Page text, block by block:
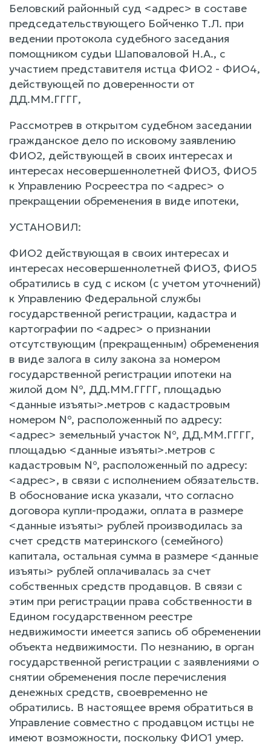
Беловский районный суд <адрес> в составе
председательствующего Бойченко Т.Л. при
ведении протокола судебного заседания
помощником судьи Шаповаловой Н.А., с
участием представителя истца ФИО2 - ФИО4,
действующей по доверенности от
ДД.ММ.ГГГГ,
Рассмотрев в открытом судебном заседании
гражданское дело по исковому заявлению
ФИО2, действующей в своих интересах и
интересах несовершеннолетней ФИО3, ФИО5
к Управлению Росреестра по <адрес> о
прекращении обременения в виде ипотеки,
УСТАНОВИЛ:
ФИО2 действующая в своих интересах и
интересах несовершеннолетней ФИО3, ФИО5
обратились в суд с иском (с учетом уточнений)
к Управлению Федеральной службы
государственной регистрации, кадастра и
картографии по <адрес> о признании
отсутствующим (прекращенным) обременения
в виде залога в силу закона за номером
государственной регистрации ипотеки на
жилой дом №, ДД.ММ.ГГГГ, площадью
<данные изъяты>.метров с кадастровым
номером №, расположенный по адресу:
<адрес> земельный участок №, ДД.ММ.ГГГГ,
площадью <данные изъяты>.метров с
кадастровым №, расположенный по адресу:
<адрес>, в связи с исполнением обязательств.
В обоснование иска указали, что согласно
договора купли-продажи, оплата в размере
<данные изъяты> рублей производилась за
счет средств материнского (семейного)
капитала, остальная сумма в размере <данные
изъяты> рублей оплачивалась за счет
собственных средств продавцов. В связи с
этим при регистрации права собственности в
Едином государственном реестре
недвижимости имеется запись об обременении
объекта недвижимости. По незнанию, в орган
государственной регистрации с заявлениями о
снятии обременения после перечисления
денежных средств, своевременно не
обратились. В настоящее время обратиться в
Управление совместно с продавцом истцы не
имеют возможности, поскольку ФИО1 умер.